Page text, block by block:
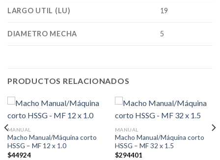
LARGO UTIL (LU) 19
DIAMETRO MECHA 5
PRODUCTOS RELACIONADOS
MANUAL
Macho Manual/Máquina corto
HSSG – MF 12 x 1.0
$44924
MANUAL
Macho Manual/Máquina corto
HSSG – MF 32 x 1.5
$294401